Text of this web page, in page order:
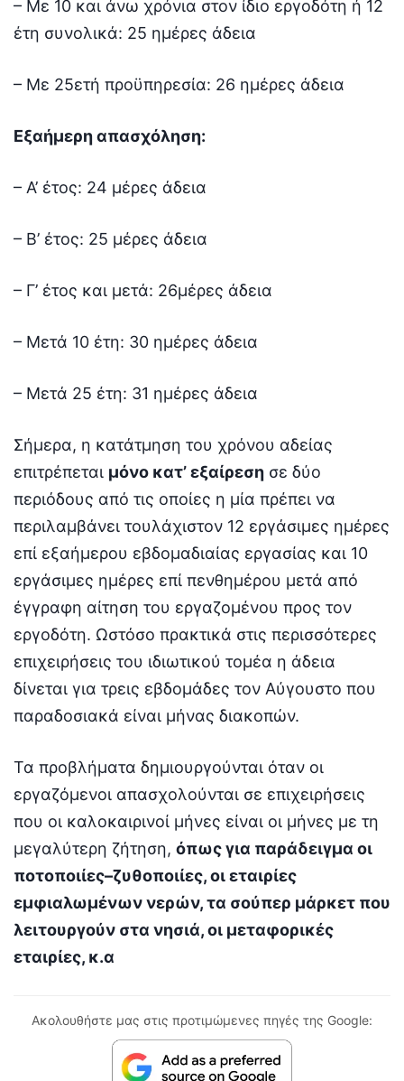
– Με 10 και άνω χρόνια στον ίδιο εργοδότη ή 12
έτη συνολικά: 25 ημέρες άδεια
– Με 25ετή προϋπηρεσία: 26 ημέρες άδεια
Εξαήμερη απασχόληση:
– Α’ έτος: 24 μέρες άδεια
– Β’ έτος: 25 μέρες άδεια
– Γ’ έτος και μετά: 26μέρες άδεια
– Μετά 10 έτη: 30 ημέρες άδεια
– Μετά 25 έτη: 31 ημέρες άδεια
Σήμερα, η κατάτμηση του χρόνου αδείας
επιτρέπεται μόνο κατ’ εξαίρεση σε δύο
περιόδους από τις οποίες η μία πρέπει να
περιλαμβάνει τουλάχιστον 12 εργάσιμες ημέρες
επί εξαήμερου εβδομαδιαίας εργασίας και 10
εργάσιμες ημέρες επί πενθημέρου μετά από
έγγραφη αίτηση του εργαζομένου προς τον
εργοδότη. Ωστόσο πρακτικά στις περισσότερες
επιχειρήσεις του ιδιωτικού τομέα η άδεια
δίνεται για τρεις εβδομάδες τον Αύγουστο που
παραδοσιακά είναι μήνας διακοπών.
Τα προβλήματα δημιουργούνται όταν οι
εργαζόμενοι απασχολούνται σε επιχειρήσεις
που οι καλοκαιρινοί μήνες είναι οι μήνες με τη
μεγαλύτερη ζήτηση, όπως για παράδειγμα οι
ποτοποιίες–ζυθοποιίες, οι εταιρίες
εμφιαλωμένων νερών, τα σούπερ μάρκετ που
λειτουργούν στα νησιά, οι μεταφορικές
εταιρίες, κ.α
Ακολουθήστε μας στις προτιμώμενες πηγές της Google: